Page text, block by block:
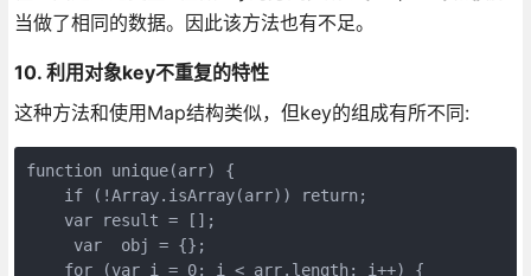
当做了相同的数据。因此该方法也有不足。
10. 利用对象key不重复的特性
这种方法和使用Map结构类似，但key的组成有所不同:
function unique(arr) {
    if (!Array.isArray(arr)) return;
    var result = [];
     var  obj = {};
    for (var i = 0; i < arr.length; i++) {